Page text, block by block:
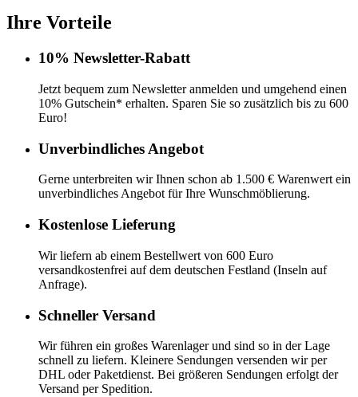
Ihre Vorteile
10% Newsletter-Rabatt
Jetzt bequem zum Newsletter anmelden und umgehend einen
10% Gutschein* erhalten. Sparen Sie so zusätzlich bis zu 600
Euro!
Unverbindliches Angebot
Gerne unterbreiten wir Ihnen schon ab 1.500 € Warenwert ein
unverbindliches Angebot für Ihre Wunschmöblierung.
Kostenlose Lieferung
Wir liefern ab einem Bestellwert von 600 Euro
versandkostenfrei auf dem deutschen Festland (Inseln auf
Anfrage).
Schneller Versand
Wir führen ein großes Warenlager und sind so in der Lage
schnell zu liefern. Kleinere Sendungen versenden wir per
DHL oder Paketdienst. Bei größeren Sendungen erfolgt der
Versand per Spedition.